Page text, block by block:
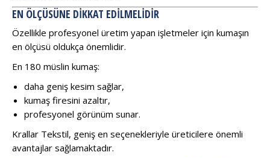
EN ÖLÇÜSÜNE DIKKAT EDILMELIDIR
Özellikle profesyonel üretim yapan işletmeler için kumaşın
en ölçüsü oldukça önemlidir.
En 180 müslin kumaş:
daha geniş kesim sağlar,
kumaş firesini azaltır,
profesyonel görünüm sunar.
Krallar Tekstil, geniş en seçenekleriyle üreticilere önemli
avantajlar sağlamaktadır.